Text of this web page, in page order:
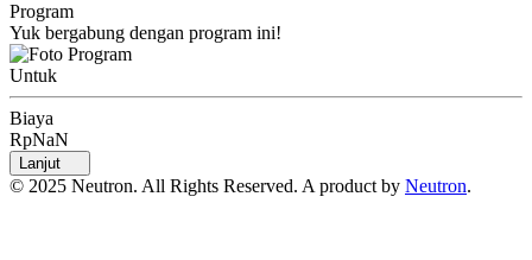
Program
Yuk bergabung dengan program ini!
Untuk
Biaya
RpNaN
Lanjut
© 2025 Neutron. All Rights Reserved. A product by Neutron.